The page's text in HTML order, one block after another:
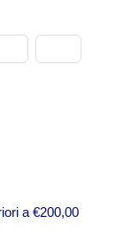
a €200,00